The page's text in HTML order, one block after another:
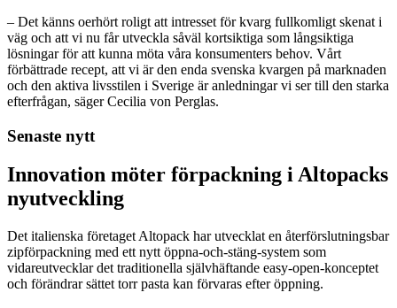
– Det känns oerhört roligt att intresset för kvarg fullkomligt skenat i
väg och att vi nu får utveckla såväl kortsiktiga som långsiktiga
lösningar för att kunna möta våra konsumenters behov. Vårt
förbättrade recept, att vi är den enda svenska kvargen på marknaden
och den aktiva livsstilen i Sverige är anledningar vi ser till den starka
efterfrågan, säger Cecilia von Perglas.
Senaste nytt
Innovation möter förpackning i Altopacks
nyutveckling
Det italienska företaget Altopack har utvecklat en återförslutningsbar
zipförpackning med ett nytt öppna-och-stäng-system som
vidareutvecklar det traditionella självhäftande easy-open-konceptet
och förändrar sättet torr pasta kan förvaras efter öppning.